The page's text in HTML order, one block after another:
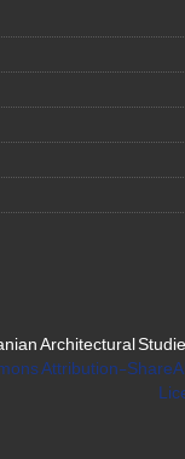
Architectural
Attribution-